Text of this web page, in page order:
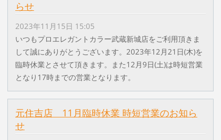
らせ
2023年11月15日 15:05
いつもプロエレガントカラー武蔵新城店をご利用頂きま
して誠にありがとうございます。2023年12月21日(木)を
臨時休業とさせて頂きます。また12月9日(土)は時短営業
となり17時までの営業となります。
元住吉店 11月臨時休業 時短営業のお知ら
せ